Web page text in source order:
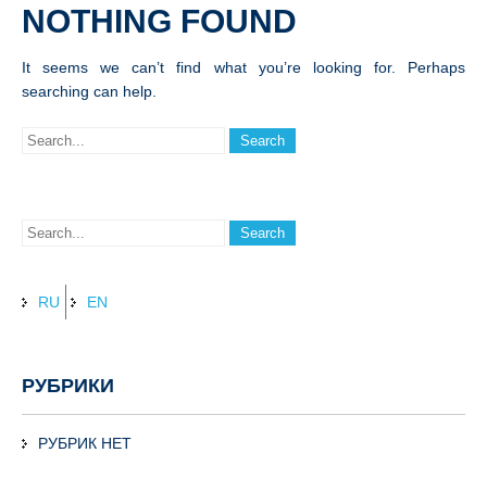
NOTHING FOUND
It seems we can’t find what you’re looking for. Perhaps
searching can help.
RU EN
РУБРИКИ
РУБРИК НЕТ